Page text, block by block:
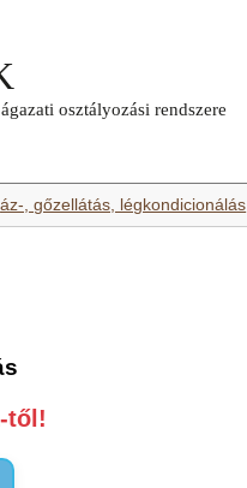
, gőzellátás, légkondicionálás
től!